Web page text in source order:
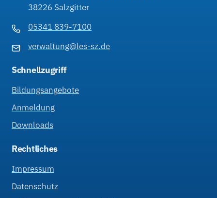
38226 Salzgitter
05341 839-7100
verwaltung@les-sz.de
Schnellzugriff
Bildungsangebote
Anmeldung
Downloads
Rechtliches
Impressum
Datenschutz